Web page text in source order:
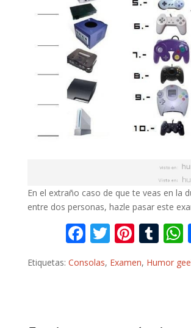
En el extraño caso de que te veas en la
entre dos personas, hazle pasar este
F
ac
e
T
w
itt
Pi
nt
er
T
m
Etiquetas: Consolas, Examen, Humor